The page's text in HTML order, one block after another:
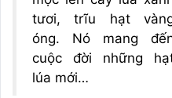
tươi, trĩu hạt
óng. Nó mang
cuộc đời những
lúa mới…